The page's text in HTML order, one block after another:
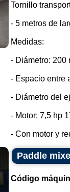
Tornillo
- 5 metros de
Medidas:
- Diámetro: 200
- Espacio entre
- Diámetro del
- Motor: 7,5 hp
- Con motor y
Paddle
Código